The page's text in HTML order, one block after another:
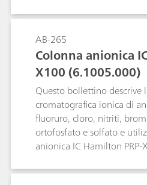
soluzione, senza la
interferenti.
AB-265
Colonna anionica
X100 (6.1005.000)
Questo bollettino descrive
cromatografica ionica di
fluoruro, cloro, nitriti,
ortofosfato e solfato e
anionica IC Hamilton PRP-